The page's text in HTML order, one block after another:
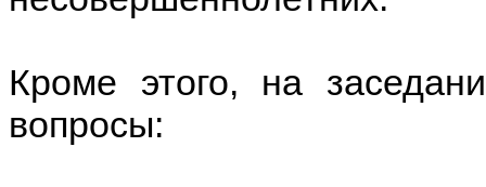
Кроме этого, на
вопросы: